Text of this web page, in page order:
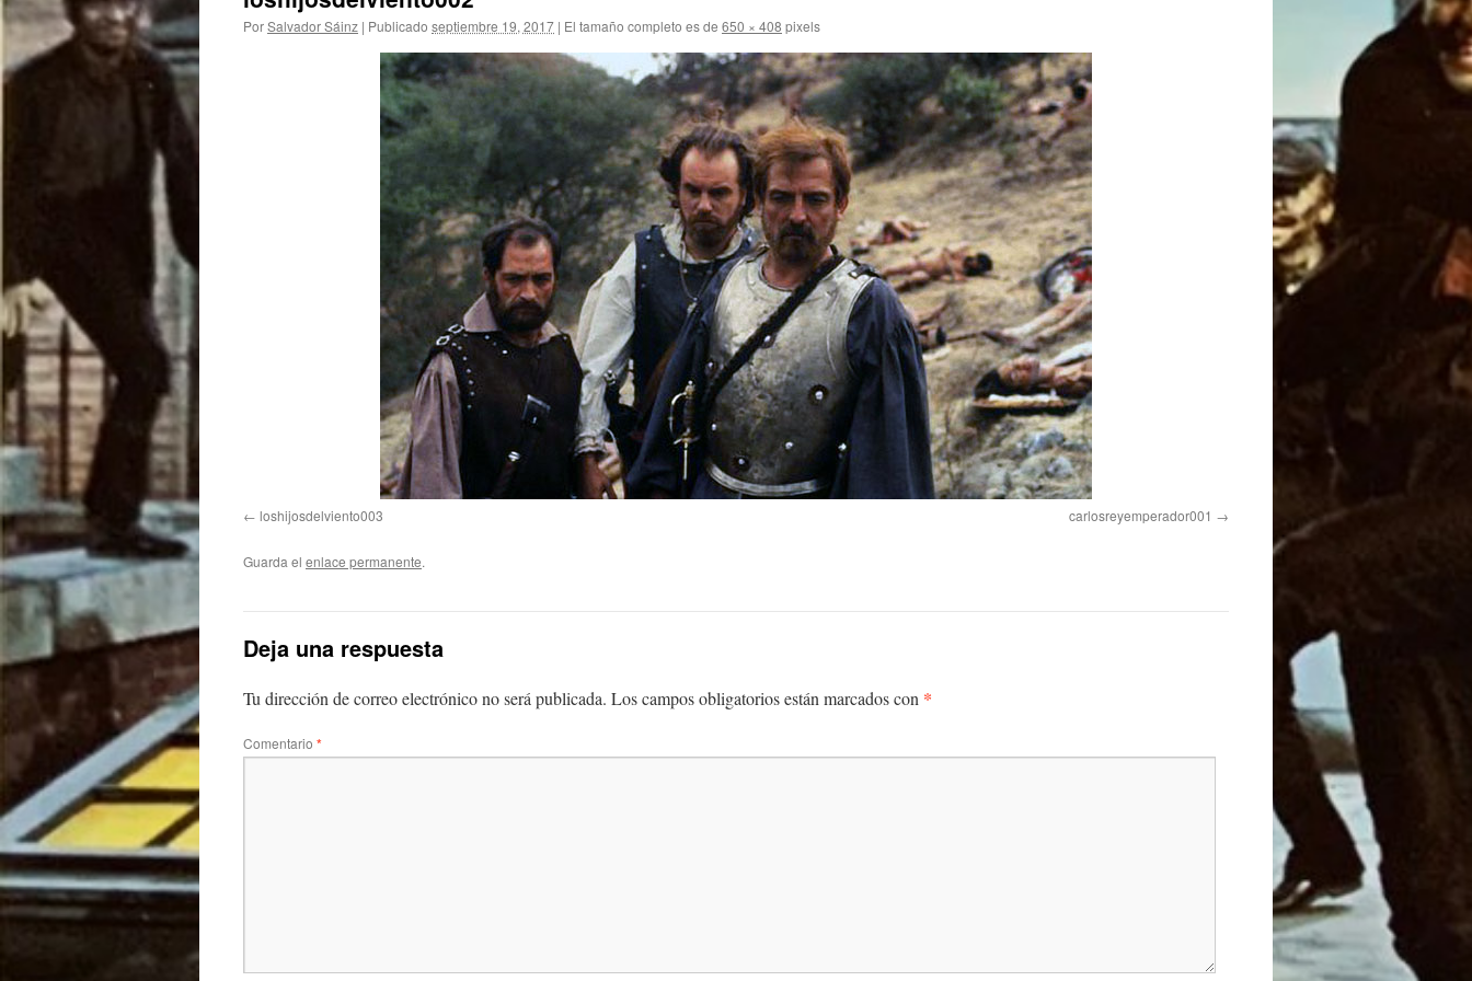
PorSalvador Sáinz | Publicado septiembre 19, 2017 | El tamaño completo es de 650 × 408 pixels
loshijosdelviento003 carlosreyemperador001
Guarda el enlace permanente.
Deja una respuesta
Tu dirección de correo electrónico no será publicada. Los campos obligatorios están marcados con *
Comentario *